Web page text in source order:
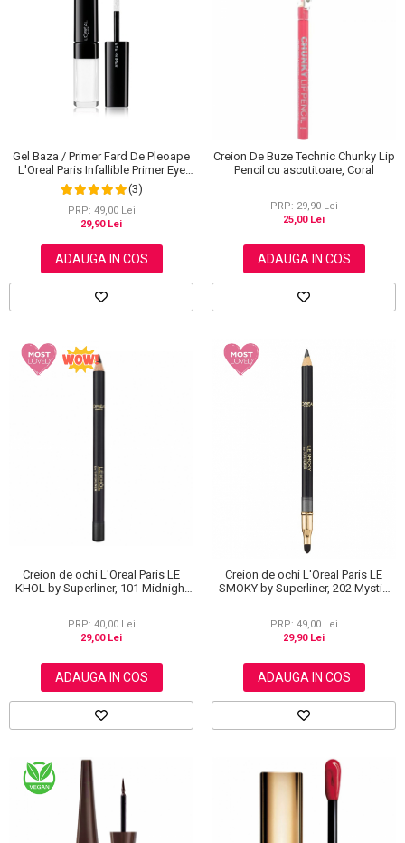
Gel Baza / Primer Fard De Pleoape
L'Oreal Paris Infallible Primer Eye
Shadow Base 100, 3 ml
(3)
PRP: 49,00 Lei
29,90 Lei
ADAUGA IN COS
Creion De Buze Technic Chunky Lip
Pencil cu ascutitoare, Coral
PRP: 29,90 Lei
25,00 Lei
ADAUGA IN COS
Creion de ochi L'Oreal Paris LE
KHOL by Superliner, 101 Midnight
PRP: 40,00 Lei
29,00 Lei
ADAUGA IN COS
Creion de ochi L'Oreal Paris LE
SMOKY by Superliner, 202 Mystic
PRP: 49,00 Lei
29,90 Lei
ADAUGA IN COS